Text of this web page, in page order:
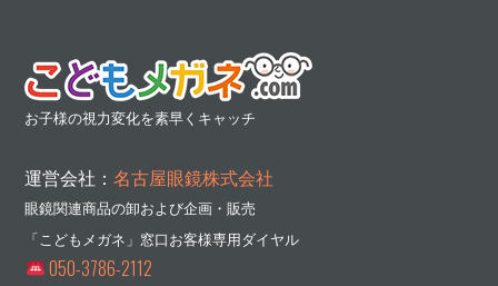
お子様の視力変化を素早くキャッチ
運営会社：名古屋眼鏡株式会社
眼鏡関連商品の卸および企画・販売
「こどもメガネ」窓口お客様専用ダイヤル
050-3786-2112